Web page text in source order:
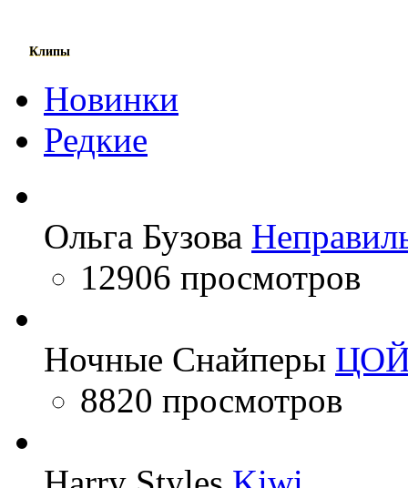
Клипы
Новинки
Редкие
Ольга Бузова
12906 просмотров
Ночные Снайперы
8820 просмотров